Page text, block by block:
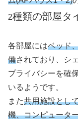
2種類の部屋タ
各部屋にはベッド
備されており、シ
プライバシーを確
いるようです。
また共用施設とし
機、コンピュータ